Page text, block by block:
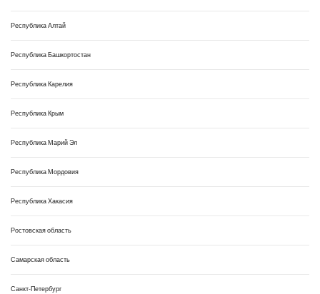
Республика Алтай
Республика Башкортостан
Республика Карелия
Республика Крым
Республика Марий Эл
Республика Мордовия
Республика Хакасия
Ростовская область
Самарская область
Санкт-Петербург